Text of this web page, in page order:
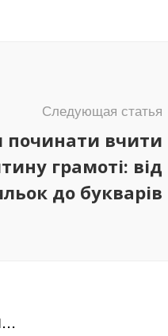
Следующая статья
починати вчити
грамоті: від
до букварів